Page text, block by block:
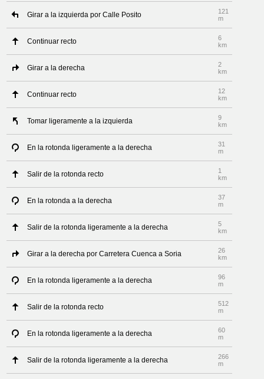
Girar a la izquierda por Calle Posito
121
m
Continuar recto
6
km
Girar a la derecha
2
km
Continuar recto
12
km
Tomar ligeramente a la izquierda
9
km
En la rotonda ligeramente a la derecha
31
m
Salir de la rotonda recto
1
km
En la rotonda a la derecha
37
m
Salir de la rotonda ligeramente a la derecha
5
km
Girar a la derecha por Carretera Cuenca a Soria
26
km
En la rotonda ligeramente a la derecha
96
m
Salir de la rotonda recto
512
m
En la rotonda ligeramente a la derecha
60
m
Salir de la rotonda ligeramente a la derecha
266
m